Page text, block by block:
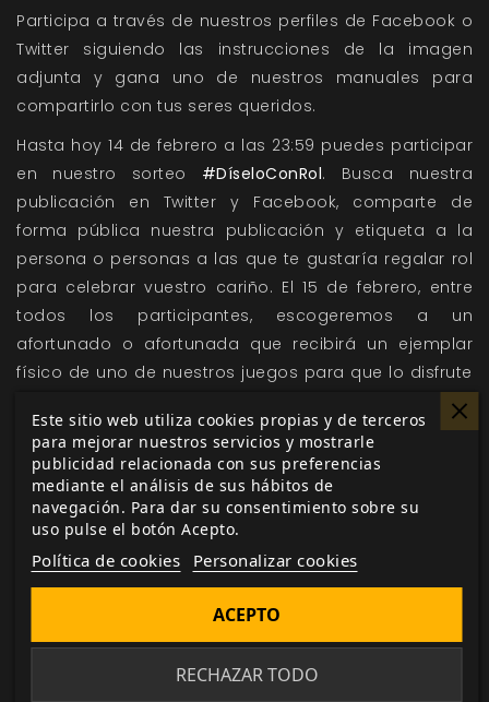
Participa a través de nuestros perfiles de Facebook o
Twitter siguiendo las instrucciones de la imagen
adjunta y gana uno de nuestros manuales para
compartirlo con tus seres queridos.
Hasta hoy 14 de febrero a las 23:59 puedes participar
en nuestro sorteo #DíseloConRol. Busca nuestra
publicación en Twitter y Facebook, comparte de
forma pública nuestra publicación y etiqueta a la
persona o personas a las que te gustaría regalar rol
para celebrar vuestro cariño. El 15 de febrero, entre
todos los participantes, escogeremos a un
afortunado o afortunada que recibirá un ejemplar
físico de uno de nuestros juegos para que lo disfrute
con sus seres queridos. Además, puesto que el amor
no entiende de fronteras, para aquellos que no
residan en España sortearemos un ejemplar en
formato digital.
Un día más, comparte #Muchorol y agradece el
cariño de esa persona tan cercana. ¡#DíseloConRol
Me gusta esto
Este sitio web utiliza cookies propias y de terceros
para mejorar nuestros servicios y mostrarle
publicidad relacionada con sus preferencias
mediante el análisis de sus hábitos de
navegación. Para dar su consentimiento sobre su
uso pulse el botón Acepto.
Política de cookies Personalizar cookies
RECHAZAR TODO
ACEPTO